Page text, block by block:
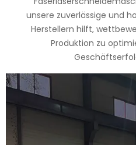
unsere zuverlässige und
Herstellern hilft,
Produktion zu